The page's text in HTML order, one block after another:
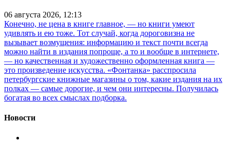
06 августа 2026, 12:13
Конечно, не цена в книге главное, — но книги умеют
удивлять и ею тоже. Тот случай, когда дороговизна не
вызывает возмущения: информацию и текст почти всегда
можно найти в издания попроще, а то и вообще в интернете,
— но качественная и художественно оформленная книга —
это произведение искусства. «Фонтанка» расспросила
петербургские книжные магазины о том, какие издания на их
полках — самые дорогие, и чем они интересны. Получилась
богатая во всех смыслах подборка.
Новости